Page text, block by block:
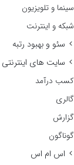
سینما و تلویزیون
شبکه و اینترنت
سئو و بهبود رتبه
سایت های اینترنتی
کسب درآمد
گالری
گزارش
گوناگون
اس ام اس